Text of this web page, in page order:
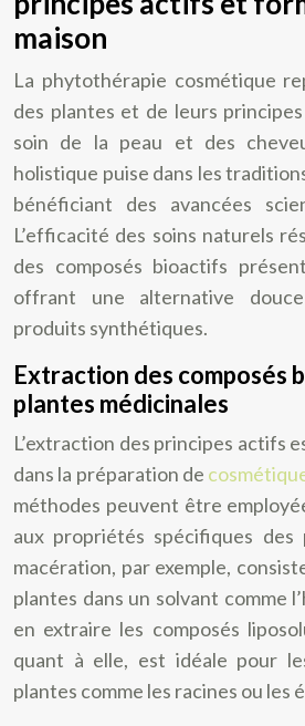
maison
La phytothérapie cosmétique
des plantes et de leurs
soin de la peau et des
holistique puise dans les
bénéficiant des avancées
L’efficacité des soins naturels
des composés bioactifs
offrant une alternative
produits synthétiques.
Extraction des composés
plantes médicinales
L’extraction des principes actifs
dans la préparation de
méthodes peuvent être
aux propriétés spécifiques des
macération, par exemple,
plantes dans un solvant comme
en extraire les composés
quant à elle, est idéale pour
plantes comme les racines ou les